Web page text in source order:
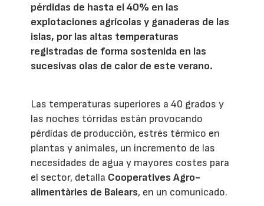
pérdidas de hasta el 40% en las
explotaciones agrícolas y ganaderas de las
islas, por las altas temperaturas
registradas de forma sostenida en las
sucesivas olas de calor de este verano.
Las temperaturas superiores a 40 grados y
las noches tórridas están provocando
pérdidas de producción, estrés térmico en
plantas y animales, un incremento de las
necesidades de agua y mayores costes para
el sector, detalla Cooperatives Agro-
alimentàries de Balears, en un comunicado.